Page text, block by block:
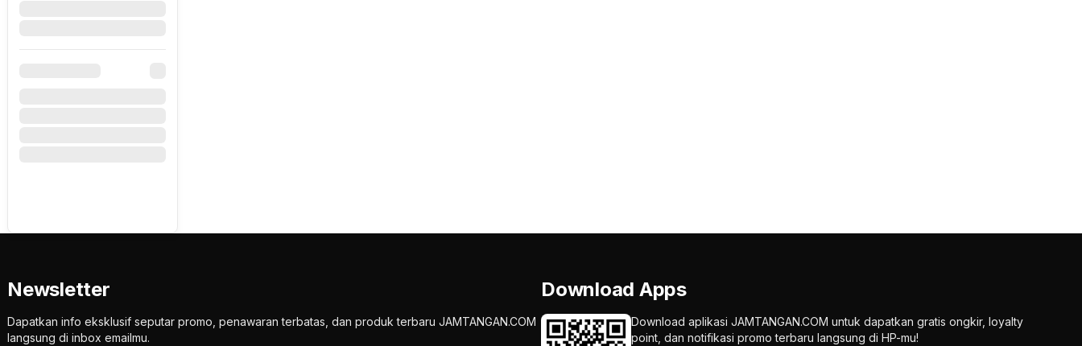
Newsletter
Dapatkan info eksklusif seputar promo, penawaran terbatas, dan produk terbaru JAMTANGAN.COM
langsung di inbox emailmu.
Download Apps
Download aplikasi JAMTANGAN.COM untuk dapatkan gratis ongkir, loyalty
point, dan notifikasi promo terbaru langsung di HP-mu!